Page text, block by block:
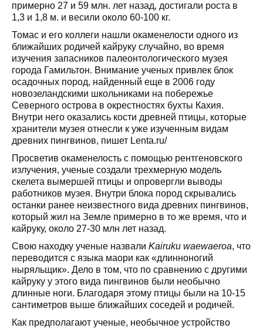
примерно 27 и 59 млн. лет назад, достигали роста в
1,3 и 1,8 м. и весили около 60-100 кг.
Томас и его коллеги нашли окаменелости одного из
ближайших родичей кайруку случайно, во время
изучения запасников палеонтологического музея
города Гамильтон. Внимание ученых привлек блок
осадочных пород, найденный еще в 2006 году
новозеландскими школьниками на побережье
Северного острова в окрестностях бухты Кахия.
Внутри него оказались кости древней птицы, которые
хранители музея отнесли к уже изученным видам
древних пингвинов, пишет Lenta.ru/
Просветив окаменелость с помощью рентгеновского
излучения, ученые создали трехмерную модель
скелета вымершей птицы и опровергли выводы
работников музея. Внутри блока пород скрывались
останки ранее неизвестного вида древних пингвинов,
который жил на Земле примерно в то же время, что и
кайруку, около 27-30 млн лет назад.
Свою находку ученые назвали Kairuku waewaeroa, что
переводится с языка маори как «длинноногий
ныряльщик». Дело в том, что по сравнению с другими
кайруку у этого вида пингвинов были необычно
длинные ноги. Благодаря этому птицы были на 10-15
сантиметров выше ближайших соседей и родичей.
Как предполагают ученые, необычное устройство